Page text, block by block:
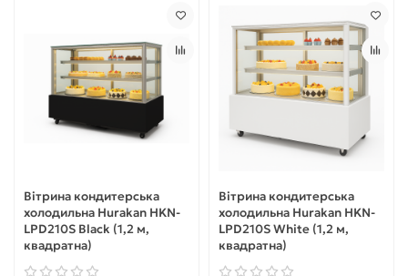
Вітрина кондитерська
холодильна Hurakan HKN-
LPD210S Black (1,2 м,
квадратна)
Вітрина кондитерська
холодильна Hurakan HKN-
LPD210S White (1,2 м,
квадратна)